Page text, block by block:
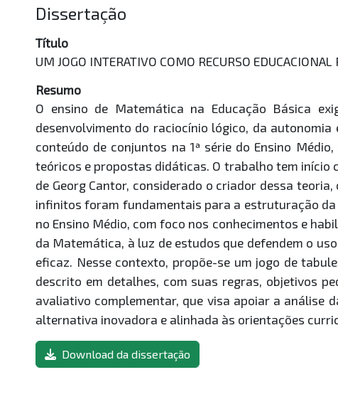
Dissertação
Título
UM JOGO INTERATIVO COMO RECURSO
Resumo
O ensino de Matemática na Educação Básica
desenvolvimento do raciocínio lógico, da
conteúdo de conjuntos na 1ª série do Ensino
teóricos e propostas didáticas. O trabalho tem início
de Georg Cantor, considerado o criador dessa
infinitos foram fundamentais para a estruturação
no Ensino Médio, com foco nos conhecimentos e
da Matemática, à luz de estudos que defendem o
eficaz. Nesse contexto, propõe-se um jogo de
descrito em detalhes, com suas regras, objetivos
avaliativo complementar, que visa apoiar a análise
alternativa inovadora e alinhada às orientações
Download da dissertação